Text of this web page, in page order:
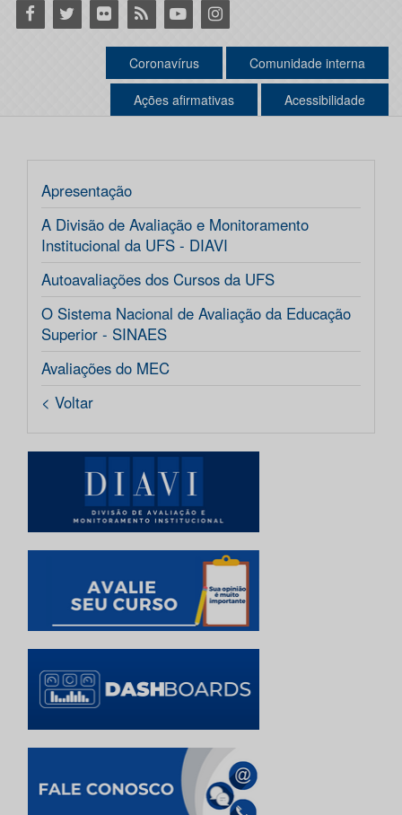
Facebook
Twitter Flickr RSS YoutubeInstagram
Coronavírus Comunidade interna
Ações afirmativas Acessibilidade
Apresentação
A Divisão de Avaliação e Monitoramento
Institucional da UFS - DIAVI
Autoavaliações dos Cursos da UFS
O Sistema Nacional de Avaliação da Educação
Superior - SINAES
Avaliações do MEC
< Voltar